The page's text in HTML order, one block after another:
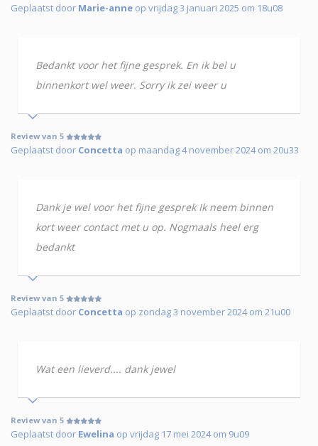
Geplaatst door Marie-anne op vrijdag 3 januari 2025 om 18u08
Bedankt voor het fijne gesprek. En ik bel u
binnenkort wel weer. Sorry ik zei weer u
Review van 5
Geplaatst door Concetta op maandag 4 november 2024 om 20u33
Dank je wel voor het fijne gesprek Ik neem binnen
kort weer contact met u op. Nogmaals heel erg
bedankt
Review van 5
Geplaatst door Concetta op zondag 3 november 2024 om 21u00
Wat een lieverd.... dank jewel
Review van 5
Geplaatst door Ewelina op vrijdag 17 mei 2024 om 9u09